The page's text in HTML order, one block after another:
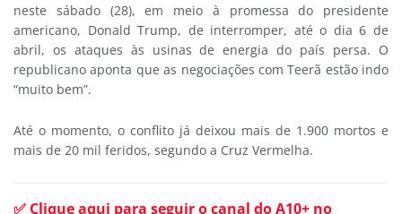
neste sábado (28), em meio à promessa do presidente
americano, Donald Trump, de interromper, até o dia 6 de
abril, os ataques às usinas de energia do país persa. O
republicano aponta que as negociações com Teerã estão indo
“muito bem”.
Até o momento, o conflito já deixou mais de 1.900 mortos e
mais de 20 mil feridos, segundo a Cruz Vermelha.
✅ Clique aqui para seguir o canal do A10+ no